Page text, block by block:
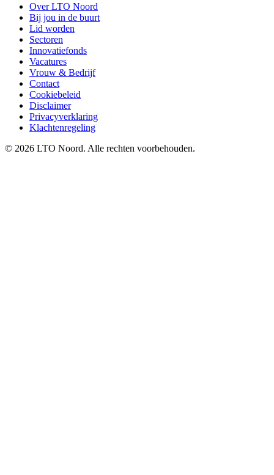
Over LTO Noord
Bij jou in de buurt
Lid worden
Sectoren
Innovatiefonds
Vacatures
Vrouw & Bedrijf
Contact
Cookiebeleid
Disclaimer
Privacyverklaring
Klachtenregeling
© 2026 LTO Noord. Alle rechten voorbehouden.